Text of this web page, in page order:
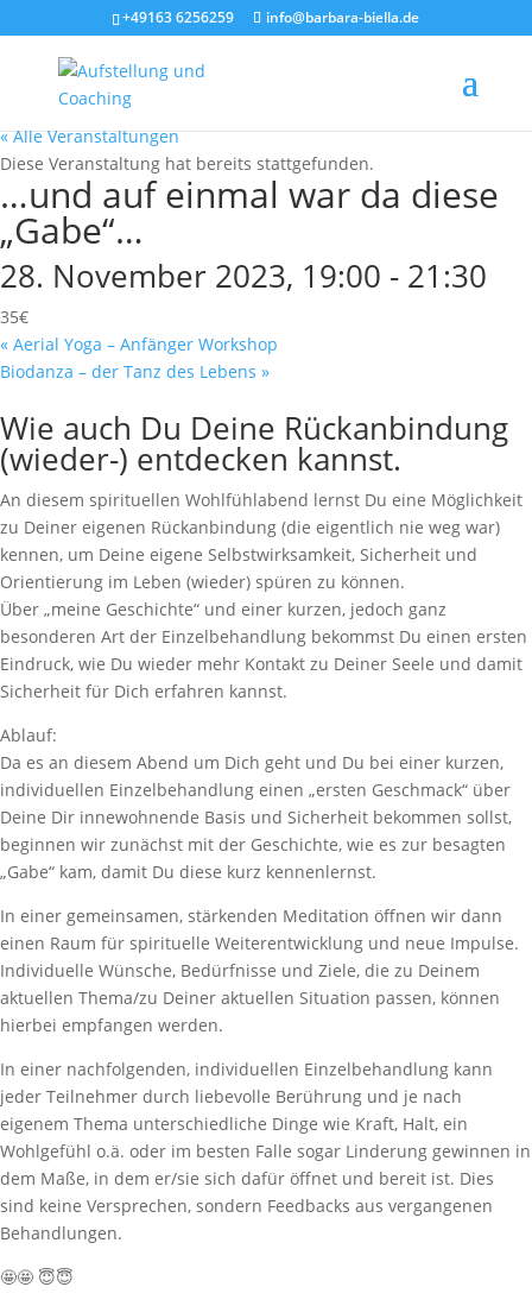
+49163 6256259 info@barbara-biella.de
« Alle Veranstaltungen
Diese Veranstaltung hat bereits stattgefunden.
…und auf einmal war da diese
„Gabe“…
28. November 2023, 19:00 - 21:30
35€
« Aerial Yoga – Anfänger Workshop
Biodanza – der Tanz des Lebens »
Wie auch Du Deine Rückanbindung
(wieder-) entdecken kannst.
An diesem spirituellen Wohlfühlabend lernst Du eine Möglichkeit
zu Deiner eigenen Rückanbindung (die eigentlich nie weg war)
kennen, um Deine eigene Selbstwirksamkeit, Sicherheit und
Orientierung im Leben (wieder) spüren zu können.
Über „meine Geschichte“ und einer kurzen, jedoch ganz
besonderen Art der Einzelbehandlung bekommst Du einen ersten
Eindruck, wie Du wieder mehr Kontakt zu Deiner Seele und damit
Sicherheit für Dich erfahren kannst.
Ablauf:
Da es an diesem Abend um Dich geht und Du bei einer kurzen,
individuellen Einzelbehandlung einen „ersten Geschmack“ über
Deine Dir innewohnende Basis und Sicherheit bekommen sollst,
beginnen wir zunächst mit der Geschichte, wie es zur besagten
„Gabe“ kam, damit Du diese kurz kennenlernst.
In einer gemeinsamen, stärkenden Meditation öffnen wir dann
einen Raum für spirituelle Weiterentwicklung und neue Impulse.
Individuelle Wünsche, Bedürfnisse und Ziele, die zu Deinem
aktuellen Thema/zu Deiner aktuellen Situation passen, können
hierbei empfangen werden.
In einer nachfolgenden, individuellen Einzelbehandlung kann
jeder Teilnehmer durch liebevolle Berührung und je nach
eigenem Thema unterschiedliche Dinge wie Kraft, Halt, ein
Wohlgefühl o.ä. oder im besten Falle sogar Linderung gewinnen in
dem Maße, in dem er/sie sich dafür öffnet und bereit ist. Dies
sind keine Versprechen, sondern Feedbacks aus vergangenen
Behandlungen.
🤩🤩 😇😇